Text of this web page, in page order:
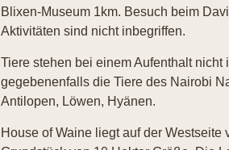
Blixen-Museum 1km. Besuch beim
Aktivitäten sind nicht inbegriffen.
Tiere stehen bei einem Aufenthalt
gegebenenfalls die Tiere des Nairobi
Antilopen, Löwen, Hyänen.
House of Waine liegt auf der